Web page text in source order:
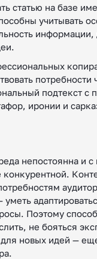
статью на базе
учитывать
потребности
подтекст с
иронии и
непостоянна и
конкурентной.
Поэтому
не бояться
новых идей —